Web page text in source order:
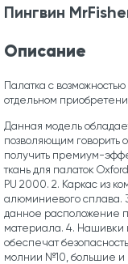
Пингвин
Описание
Палатка с
отдельном
Данная модель
позволяющим говорить
получить премиум-
ткань для палаток
PU 2000. 2. Каркас из
алюминиевого сплава.
данное расположение
материала. 4. Нашивки
обеспечат
молнии №10, большие